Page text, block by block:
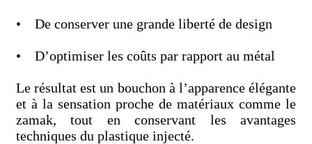
• De conserver une grande liberté de design
• D’optimiser les coûts par rapport au métal
Le résultat est un bouchon à l’apparence élégante
et à la sensation proche de matériaux comme le
zamak, tout en conservant les avantages
techniques du plastique injecté.